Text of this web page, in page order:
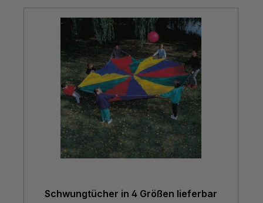
Schwungtücher in 4 Größen lieferbar